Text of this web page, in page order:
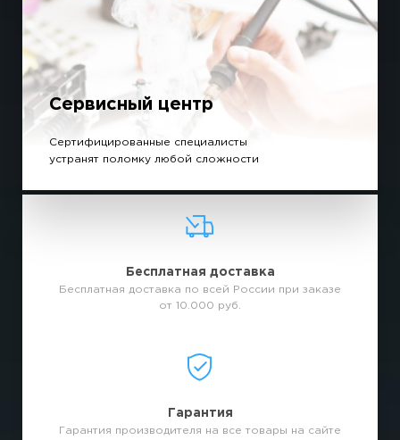
Сервисный центр
Сертифицированные специалисты
устранят поломку любой сложности
Бесплатная доставка
Бесплатная доставка по всей России при заказе
от 10.000 руб.
Гарантия
Гарантия производителя на все товары на сайте